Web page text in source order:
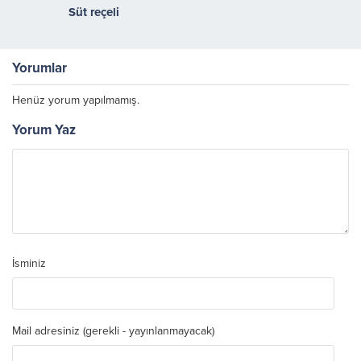
Süt reçeli
Yorumlar
Henüz yorum yapılmamış.
Yorum Yaz
İsminiz
Mail adresiniz (gerekli - yayınlanmayacak)